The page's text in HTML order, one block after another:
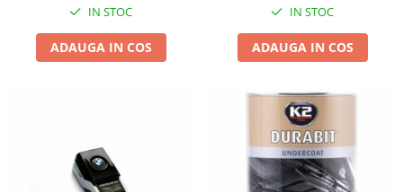
IN STOC
ADAUGA IN COS
IN STOC
ADAUGA IN COS